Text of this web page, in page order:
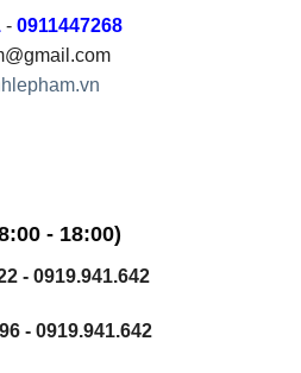
- 0911447268
- 18:00)
- 0919.941.642
- 0919.941.642